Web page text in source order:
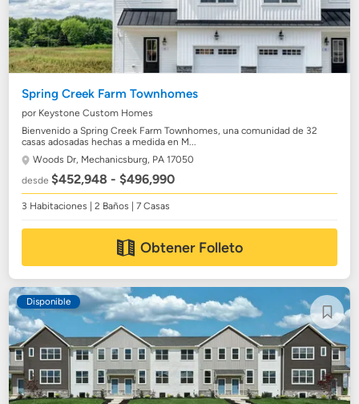
Spring Creek Farm Townhomes
por Keystone Custom Homes
Bienvenido a Spring Creek Farm Townhomes, una comunidad de 32
casas adosadas hechas a medida en M...
Woods Dr, Mechanicsburg, PA 17050
desde$452,948 - $496,990
3 Habitaciones | 2 Baños | 7 Casas
Obtener Folleto
Disponible